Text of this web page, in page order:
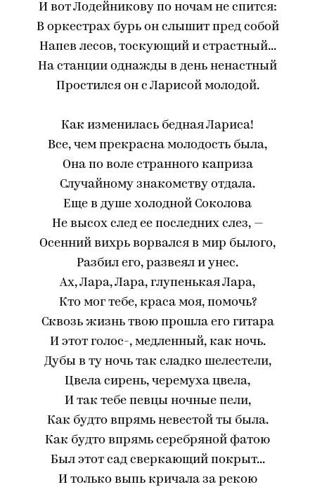
И вот Лодейникову по ночам не спится:
В оркестрах бурь он слышит пред собой
Напев лесов, тоскующий и страстный...
На станции однажды в день ненастный
Простился он с Ларисой молодой.
Как изменилась бедная Лариса!
Все, чем прекрасна молодость была,
Она по воле странного каприза
Случайному знакомству отдала.
Еще в душе холодной Соколова
Не высох след ее последних слез, —
Осенний вихрь ворвался в мир былого,
Разбил его, развеял и унес.
Ах, Лара, Лара, глупенькая Лара,
Кто мог тебе, краса моя, помочь?
Сквозь жизнь твою прошла его гитара
И этот голос-, медленный, как ночь.
Дубы в ту ночь так сладко шелестели,
Цвела сирень, черемуха цвела,
И так тебе певцы ночные пели,
Как будто впрямь невестой ты была.
Как будто впрямь серебряной фатою
Был этот сад сверкающий покрыт...
И только выпь кричала за рекою